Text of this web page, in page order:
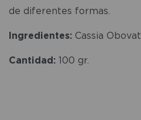
de diferentes formas.
Ingredientes: Cassia
Cantidad: 100 gr.